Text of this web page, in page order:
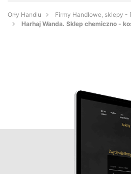
Orły Handlu
Firmy Handlowe, sklepy -
Harhaj Wanda. Sklep chemiczno -